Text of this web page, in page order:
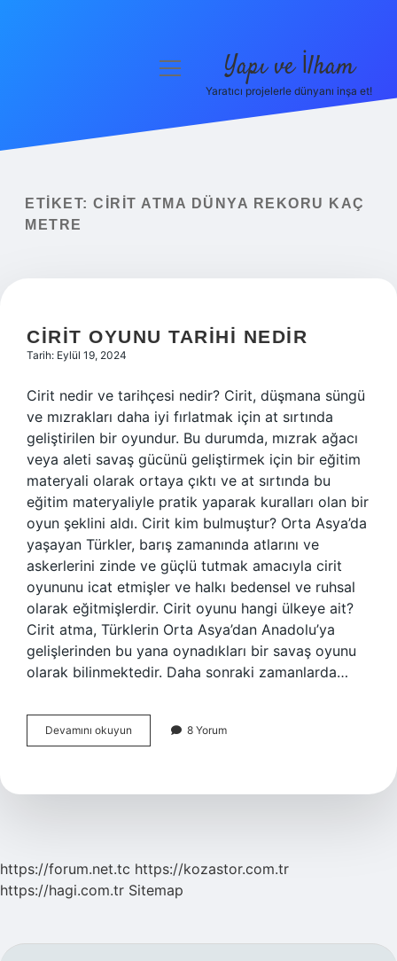
Yasal Uyarı
menüyü
Yapı ve İlham
Yaratıcı projelerle dünyanı inşa et!
ETIKET: CIRIT ATMA DÜNYA REKORU KAÇ
METRE
CIRIT OYUNU TARIHI NEDIR
Tarih: Eylül 19, 2024
Cirit nedir ve tarihçesi nedir? Cirit, düşmana süngü
ve mızrakları daha iyi fırlatmak için at sırtında
geliştirilen bir oyundur. Bu durumda, mızrak ağacı
veya aleti savaş gücünü geliştirmek için bir eğitim
materyali olarak ortaya çıktı ve at sırtında bu
eğitim materyaliyle pratik yaparak kuralları olan bir
oyun şeklini aldı. Cirit kim bulmuştur? Orta Asya’da
yaşayan Türkler, barış zamanında atlarını ve
askerlerini zinde ve güçlü tutmak amacıyla cirit
oyununu icat etmişler ve halkı bedensel ve ruhsal
olarak eğitmişlerdir. Cirit oyunu hangi ülkeye ait?
Cirit atma, Türklerin Orta Asya’dan Anadolu’ya
gelişlerinden bu yana oynadıkları bir savaş oyunu
olarak bilinmektedir. Daha sonraki zamanlarda…
Devamını okuyun
Oyunu
8 Yorum
https://forum.net.tc https://kozastor.com.tr
https://hagi.com.tr Sitemap